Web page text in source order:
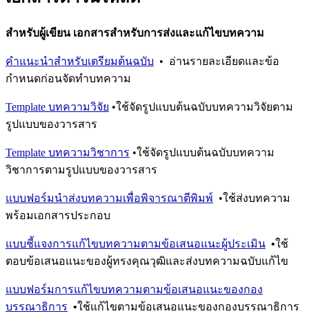
สำหรับผู้เขียน เอกสารสำหรับการส่งและแก้ไขบทความ
คำแนะนำสำหรับเตรียมต้นฉบับ • อ่านรายละเอียดและข้อ
กำหนดก่อนจัดทำบทความ
Template บทความวิจัย •ใช้จัดรูปแบบต้นฉบับบทความวิจัยตาม
รูปแบบของวารสาร
Template บทความวิชาการ •ใช้จัดรูปแบบต้นฉบับบทความ
วิชาการตามรูปแบบของวารสาร
แบบฟอร์มนำส่งบทความเพื่อพิจารณาตีพิมพ์ •ใช้ส่งบทความ
พร้อมเอกสารประกอบ
แบบชี้แจงการแก้ไขบทความตามข้อเสนอแนะผู้ประเมิน •ใช้
ตอบข้อเสนอแนะของผู้ทรงคุณวุฒิและส่งบทความฉบับแก้ไข
แบบฟอร์มการแก้ไขบทความตามข้อเสนอแนะของกอง
บรรณาธิการ •ใช้แก้ไขตามข้อเสนอแนะของกองบรรณาธิการ